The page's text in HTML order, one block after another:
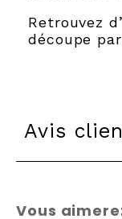
Retrouvez
découpe par
Avis
Vous